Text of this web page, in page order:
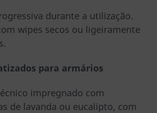
durante a utilização.
wipes secos ou ligeiramente
para armários
impregnado com
de lavanda ou eucalipto, com